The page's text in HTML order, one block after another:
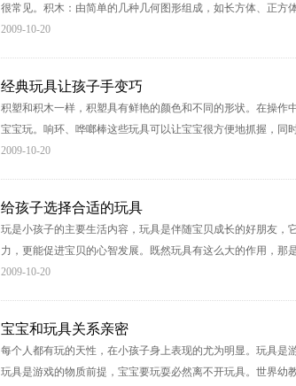
很常见。积木：由简单的几种几何图形组成，如长方体、正方
2009-10-20
经典玩具让孩子手变巧
积塑和积木一样，积塑具有鲜艳的颜色和不同的形状。在操作
宝宝玩。响环、哗啷棒这些玩具可以让宝宝很方便地抓握，同
2009-10-20
给孩子选择合适的玩具
玩是小孩子的主要生活内容，玩具是伴随宝贝成长的好朋友，
力，更能促进宝贝的心智发展。既然玩具有这么大的作用，那
2009-10-20
宝宝和玩具关系亲密
每个人都有玩的天性，在小孩子身上表现的尤为明显。玩具是
玩具是游戏的物质前提，宝宝要玩耍必然离不开玩具。世界幼